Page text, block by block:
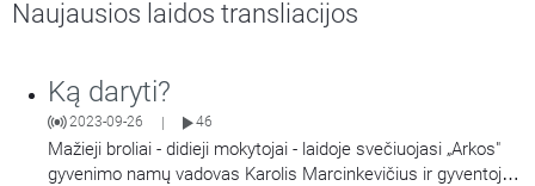
Naujausios laidos transliacijos
Ką daryti?
2023-09-26 46
Mažieji broliai - didieji mokytojai - laidoje svečiuojasi „Arkos"
gyvenimo namų vadovas Karolis Marcinkevičius ir gyventoja